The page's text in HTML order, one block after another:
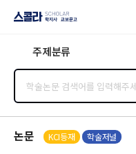
지사·교보문고
주제분류
논문 KCI등재 학술저널